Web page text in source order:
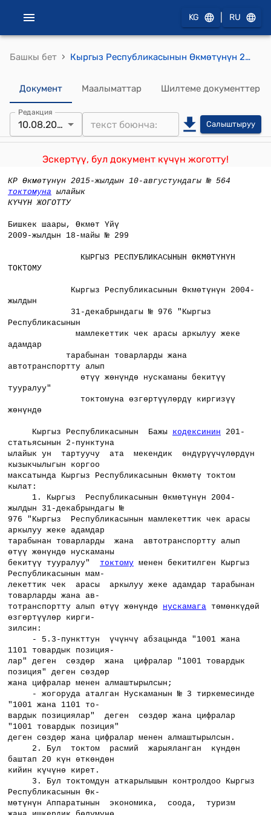
KG RU
Башкы бет › Кыргыз Республикасынын Өкмөтүнүн 2009-жылдын 18-майындагы №299 "Кыргыз Республикасынын Өкмөтүнүн 2004-жылдын 31-декабрындагы № 976 "Кыргыз Республикасынын мамлекеттик чек арасы аркылуу жеке адамдар тарабынан товарларды жана автотранспортту алып өтүү жөнүндө нускаманы бекитүү тууралуу" токтомуна өзгөртүүлөрдү киргизүү жөнүндө"токтому
Документ Маалыматтар Шилтеме документтер
Редакция
10.08.2015 Салыштыруу
Эскертүү, бул документ күчүн жоготту!